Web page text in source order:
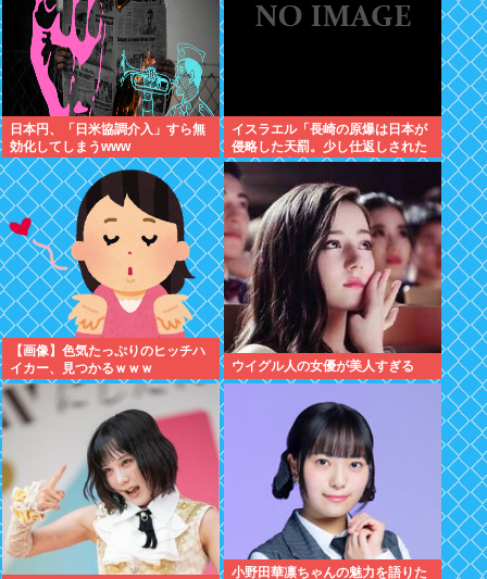
日本円、「日米協調介入」すら無
効化してしまうwww
イスラエル「長崎の原爆は日本が
侵略した天罰。少し仕返しされた
だけで被害者ヅラ。追悼されるべ
きは侵略された中国や韓国の人々
だよ
【画像】色気たっぷりのヒッチハ
イカー、見つかるｗｗｗ
ウイグル人の女優が美人すぎる
小野田華凛ちゃんの魅力を語りた